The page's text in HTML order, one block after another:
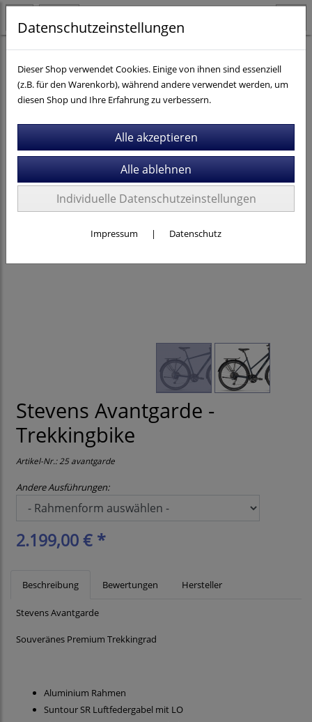
Fahrräder
Stevens Avantgarde -
Trekkingbike
Artikel-Nr.:25 avantgarde
Andere Ausführungen:
2.199,00 € *
Beschreibung Bewertungen Hersteller
Stevens Avantgarde
Souveränes Premium Trekkingrad
Aluminium Rahmen
Suntour SR Luftfedergabel mit LO
Datenschutzeinstellungen
Dieser Shop verwendet Cookies. Einige von ihnen sind essenziell
(z.B. für den Warenkorb), während andere verwendet werden, um
diesen Shop und Ihre Erfahrung zu verbessern.
Individuelle Datenschutzeinstellungen
Impressum | Datenschutz